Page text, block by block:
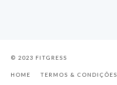
© 2023 FITGRESS
HOME TERMOS & CONDIÇÕES